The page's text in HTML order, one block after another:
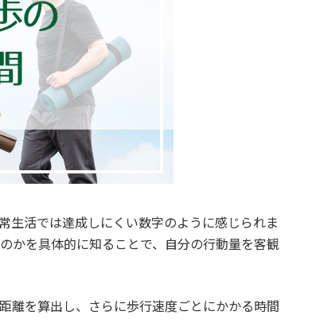
生活では達成しにくい数字のように感じられま
かを具体的に知ることで、自分の行動量を客観
離を算出し、さらに歩行速度ごとにかかる時間